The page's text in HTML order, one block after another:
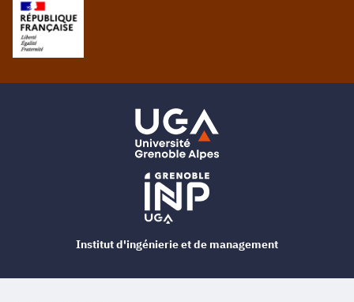
Institut d'ingénierie et de management